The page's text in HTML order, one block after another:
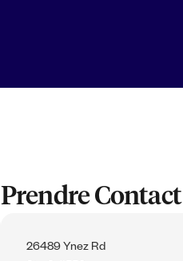
Prendre Contact
26489 Ynez Rd